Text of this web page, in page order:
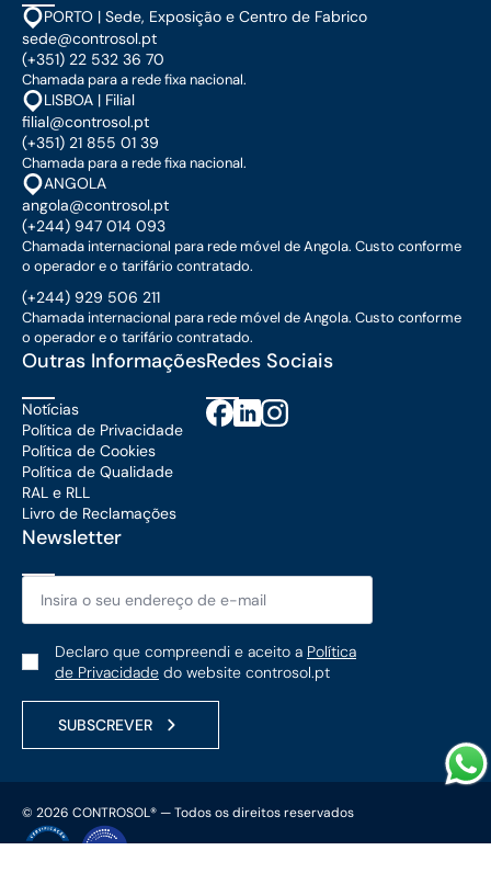
PORTO | Sede, Exposição e Centro de Fabrico
sede@controsol.pt
(+351) 22 532 36 70
Chamada para a rede fixa nacional.
LISBOA | Filial
filial@controsol.pt
(+351) 21 855 01 39
Chamada para a rede fixa nacional.
ANGOLA
angola@controsol.pt
(+244) 947 014 093
Chamada internacional para rede móvel de Angola. Custo conforme
o operador e o tarifário contratado.
(+244) 929 506 211
Chamada internacional para rede móvel de Angola. Custo conforme
o operador e o tarifário contratado.
Outras Informações
Notícias
Política de Privacidade
Política de Cookies
Política de Qualidade
RAL e RLL
Livro de Reclamações
Redes Sociais
Newsletter
Email
Política
de
Declaro que compreendi e aceito a Política
de Privacidade do website controsol.pt
SUBSCREVER
© 2026 CONTROSOL® — Todos os direitos reservados